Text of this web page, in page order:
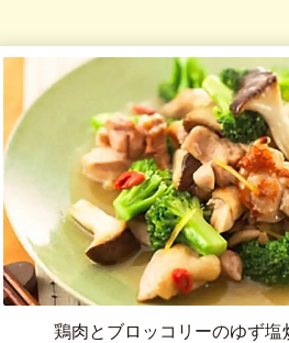
鶏肉とブロッコリーのゆず塩